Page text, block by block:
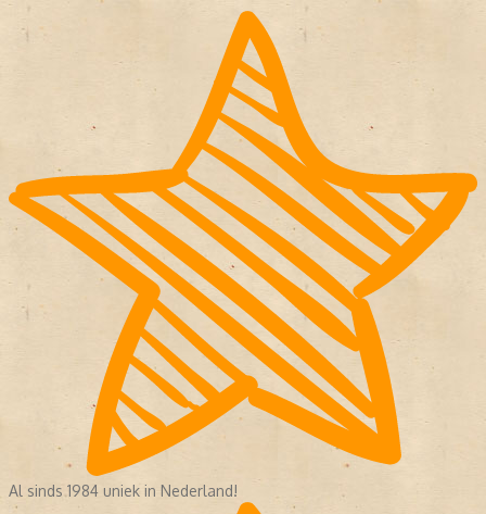
Al sinds 1984 uniek in Nederland!